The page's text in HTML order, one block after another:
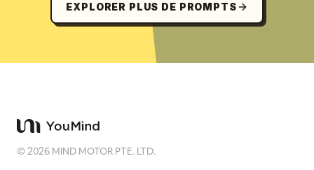
EXPLORER PLUS DE PROMPTS
©2026 MIND MOTOR PTE. LTD.